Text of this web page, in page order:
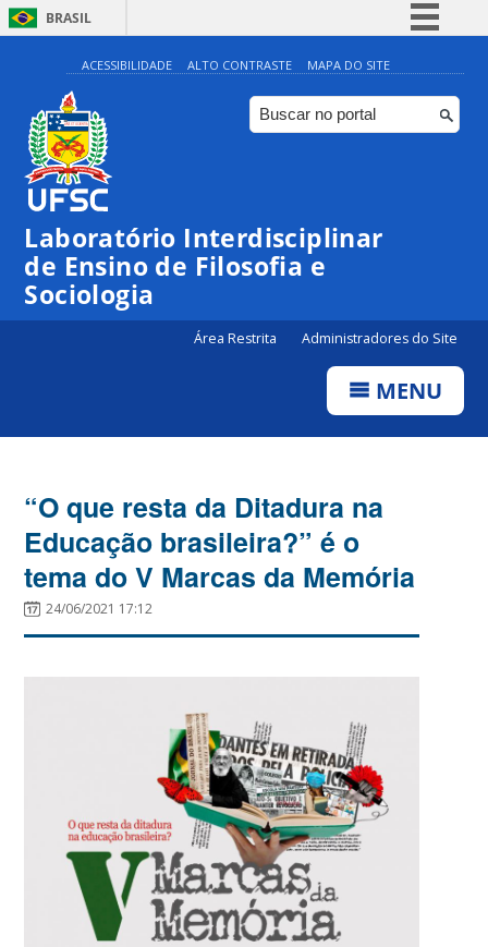
BRASIL
Simplifique!
Comunica BR
Participe
Canais
ACESSIBILIDADE ALTO CONTRASTE MAPA DO SITE
Laboratório Interdisciplinar
de Ensino de Filosofia e
Sociologia
Área Restrita Administradores do Site
MENU
“O que resta da Ditadura na
Educação brasileira?” é o
tema do V Marcas da Memória
24/06/2021 17:12